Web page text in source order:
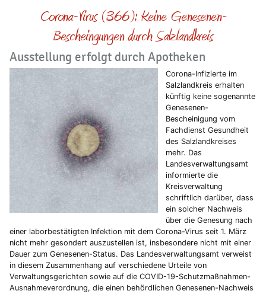
Corona-Virus (366): Keine Genesenen-
Bescheingungen durch Salzlandkreis
Ausstellung erfolgt durch Apotheken
Corona-Infizierte im
Salzlandkreis erhalten
künftig keine sogenannte
Genesenen-
Bescheinigung vom
Fachdienst Gesundheit
des Salzlandkreises
mehr. Das
Landesverwaltungsamt
informierte die
Kreisverwaltung
schriftlich darüber, dass
ein solcher Nachweis
über die Genesung nach
einer laborbestätigten Infektion mit dem Corona-Virus seit 1. März
nicht mehr gesondert auszustellen ist, insbesondere nicht mit einer
Dauer zum Genesenen-Status. Das Landesverwaltungsamt verweist
in diesem Zusammenhang auf verschiedene Urteile von
Verwaltungsgerichten sowie auf die COVID-19-Schutzmaßnahmen-
Ausnahmeverordnung, die einen behördlichen Genesenen-Nachweis